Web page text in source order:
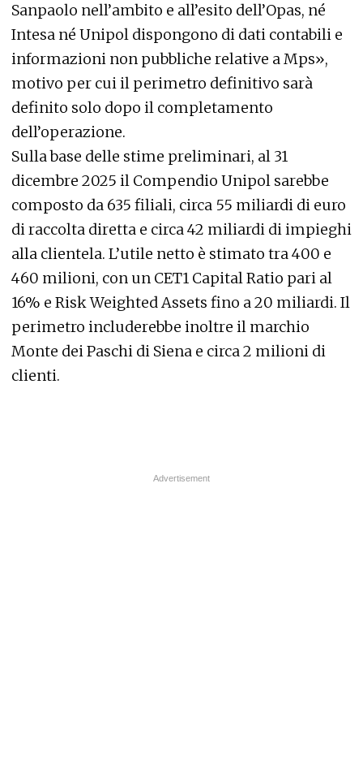
Sanpaolo nell’ambito e all’esito dell’Opas, né
Intesa né Unipol dispongono di dati contabili e
informazioni non pubbliche relative a Mps»,
motivo per cui il perimetro definitivo sarà
definito solo dopo il completamento
dell’operazione.
Sulla base delle stime preliminari, al 31
dicembre 2025 il Compendio Unipol sarebbe
composto da 635 filiali, circa 55 miliardi di euro
di raccolta diretta e circa 42 miliardi di impieghi
alla clientela. L’utile netto è stimato tra 400 e
460 milioni, con un CET1 Capital Ratio pari al
16% e Risk Weighted Assets fino a 20 miliardi. Il
perimetro includerebbe inoltre il marchio
Monte dei Paschi di Siena e circa 2 milioni di
clienti.